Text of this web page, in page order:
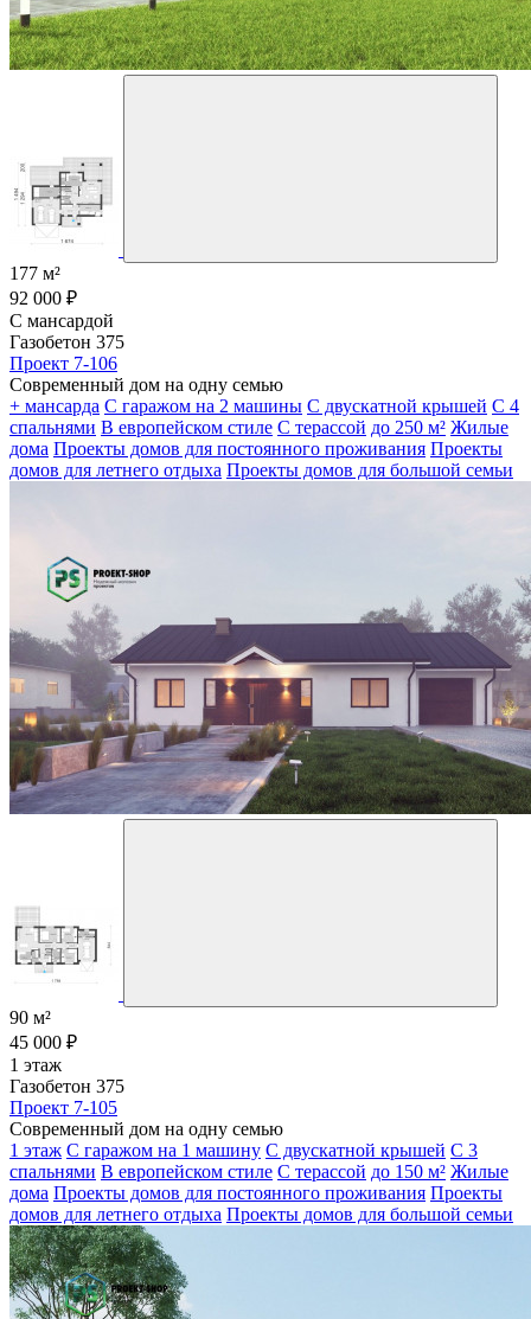
177 м²
92 000 ₽
С мансардой
Газобетон 375
Проект 7-106
Современный дом на одну семью
+ мансарда С гаражом на 2 машины С двускатной крышей С 4
спальнями В европейском стиле С терассой до 250 м² Жилые
дома Проекты домов для постоянного проживания Проекты
домов для летнего отдыха Проекты домов для большой семьи
90 м²
45 000 ₽
1 этаж
Газобетон 375
Проект 7-105
Современный дом на одну семью
1 этаж С гаражом на 1 машину С двускатной крышей С 3
спальнями В европейском стиле С терассой до 150 м² Жилые
дома Проекты домов для постоянного проживания Проекты
домов для летнего отдыха Проекты домов для большой семьи